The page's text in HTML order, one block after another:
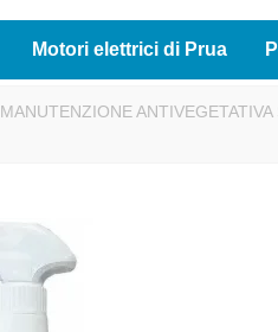
Motori elettrici di Prua
MANUTENZIONE